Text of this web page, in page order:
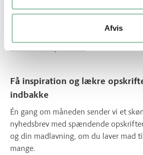
Afvis
Nyttige genveje
Få inspiration og lækre
indbakke
Én gang om måneden sender vi et
nyhedsbrev med spændende
og din madlavning, om du laver mad
mange.